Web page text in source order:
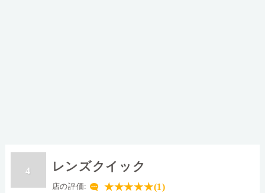
4 レンズクイック
店の評価: ★★★★★(1)